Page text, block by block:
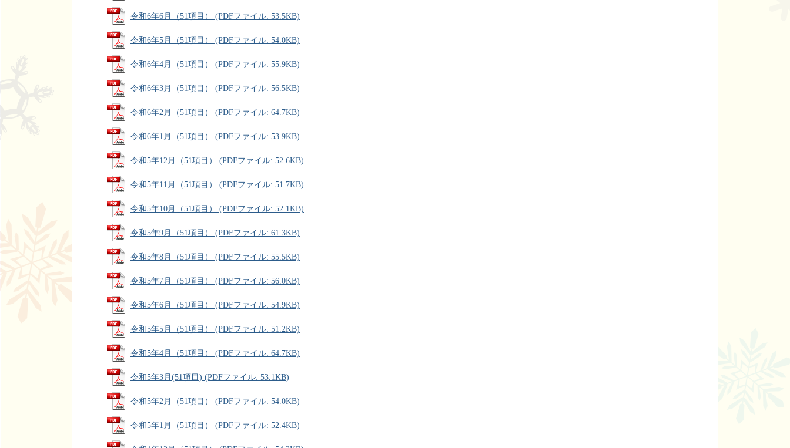
令和6年6月（51項目） (PDFファイル: 53.5KB)
令和6年5月（51項目） (PDFファイル: 54.0KB)
令和6年4月（51項目） (PDFファイル: 55.9KB)
令和6年3月（51項目） (PDFファイル: 56.5KB)
令和6年2月（51項目） (PDFファイル: 64.7KB)
令和6年1月（51項目） (PDFファイル: 53.9KB)
令和5年12月（51項目） (PDFファイル: 52.6KB)
令和5年11月（51項目） (PDFファイル: 51.7KB)
令和5年10月（51項目） (PDFファイル: 52.1KB)
令和5年9月（51項目） (PDFファイル: 61.3KB)
令和5年8月（51項目） (PDFファイル: 55.5KB)
令和5年7月（51項目） (PDFファイル: 56.0KB)
令和5年6月（51項目） (PDFファイル: 54.9KB)
令和5年5月（51項目） (PDFファイル: 51.2KB)
令和5年4月（51項目） (PDFファイル: 64.7KB)
令和5年3月(51項目) (PDFファイル: 53.1KB)
令和5年2月（51項目） (PDFファイル: 54.0KB)
令和5年1月（51項目） (PDFファイル: 52.4KB)